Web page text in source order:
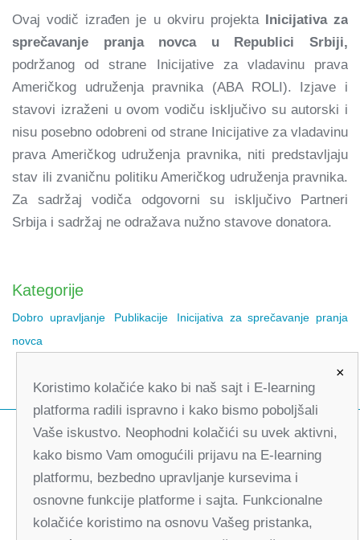
Ovaj vodič izrađen je u okviru projekta Inicijativa za
sprečavanje pranja novca u Republici Srbiji,
podržanog od strane
Inicijative za vladavinu prava
Američkog udruženja pravnika (ABA ROLI). Izjave i
stavovi izraženi u ovom vodiču isključivo su autorski i
nisu posebno odobreni od strane Inicijative za vladavinu
prava Američkog udruženja pravnika, niti predstavljaju
stav ili zvaničnu politiku Američkog udruženja pravnika.
Za sadržaj vodiča odgovorni su isključivo Partneri
Srbija i sadržaj ne odražava nužno stavove donatora.
Kategorije
Dobro upravljanje Publikacije
Inicijativa za sprečavanje pranja
novca
×
Koristimo kolačiće kako bi naš sajt i E-learning
platforma radili ispravno i kako bismo poboljšali
Vaše iskustvo. Neophodni kolačići su uvek aktivni,
kako bismo Vam omogućili prijavu na E-learning
platformu, bezbedno upravljanje kursevima i
osnovne funkcije platforme i sajta. Funkcionalne
kolačiće koristimo na osnovu Vašeg pristanka,